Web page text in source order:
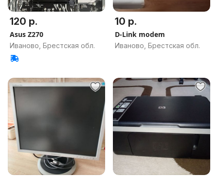
120 р.
Asus Z270
Иваново, Брестская обл.
10 р.
D-Link modem
Иваново, Брестская обл.